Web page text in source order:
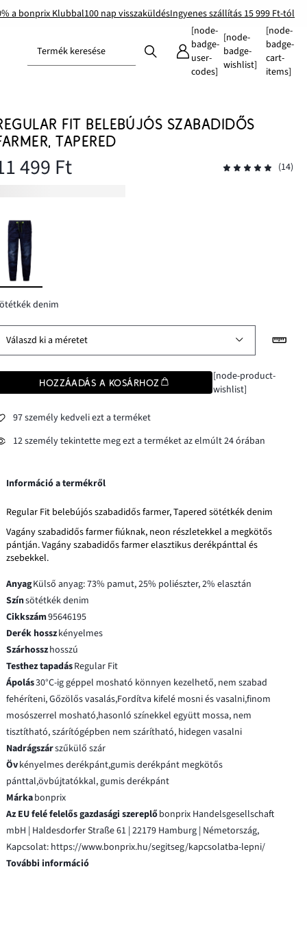
a bonprix Klubbal100 nap visszaküldésIngyenes szállítás 15 999 Ft-tól
Termék keresése
[node-
badge-
user-
codes]
[node-
badge-
wishlist]
[node-
badge-
cart-
items]
FIT BELEBÚJÓS SZABADIDŐS
TAPERED
499 Ft (14)
denim
Válaszd ki a méretet
HOZZÁADÁS A KOSÁRHOZ
[node-product-
wishlist]
97 személy kedveli ezt a terméket
12 személy tekintette meg ezt a terméket az elmúlt 24 órában
Információ a termékről
Regular Fit belebújós szabadidős farmer, Tapered sötétkék denim
Vagány szabadidős farmer fiúknak, neon részletekkel a megkötős
pántján. Vagány szabadidős farmer elasztikus derékpánttal és
zsebekkel.
AnyagKülső anyag: 73% pamut, 25% poliészter, 2% elasztán
Színsötétkék denim
Cikkszám95646195
Derék hosszkényelmes
Szárhosszhosszú
Testhez tapadásRegular Fit
Ápolás30°C-ig géppel mosható könnyen kezelhető, nem szabad
fehéríteni, Gőzölős vasalás,Fordítva kifelé mosni és vasalni,finom
mosószerrel mosható,hasonló színekkel együtt mossa, nem
tisztítható, szárítógépben nem szárítható, hidegen vasalni
Nadrágszárszűkülő szár
Övkényelmes derékpánt,gumis derékpánt megkötős
pánttal,övbújtatókkal, gumis derékpánt
Márkabonprix
Az EU felé felelős gazdasági szereplőbonprix Handelsgesellschaft
mbH | Haldesdorfer Straße 61 | 22179 Hamburg | Németország,
Kapcsolat: https://www.bonprix.hu/segitseg/kapcsolatba-lepni/
További információ